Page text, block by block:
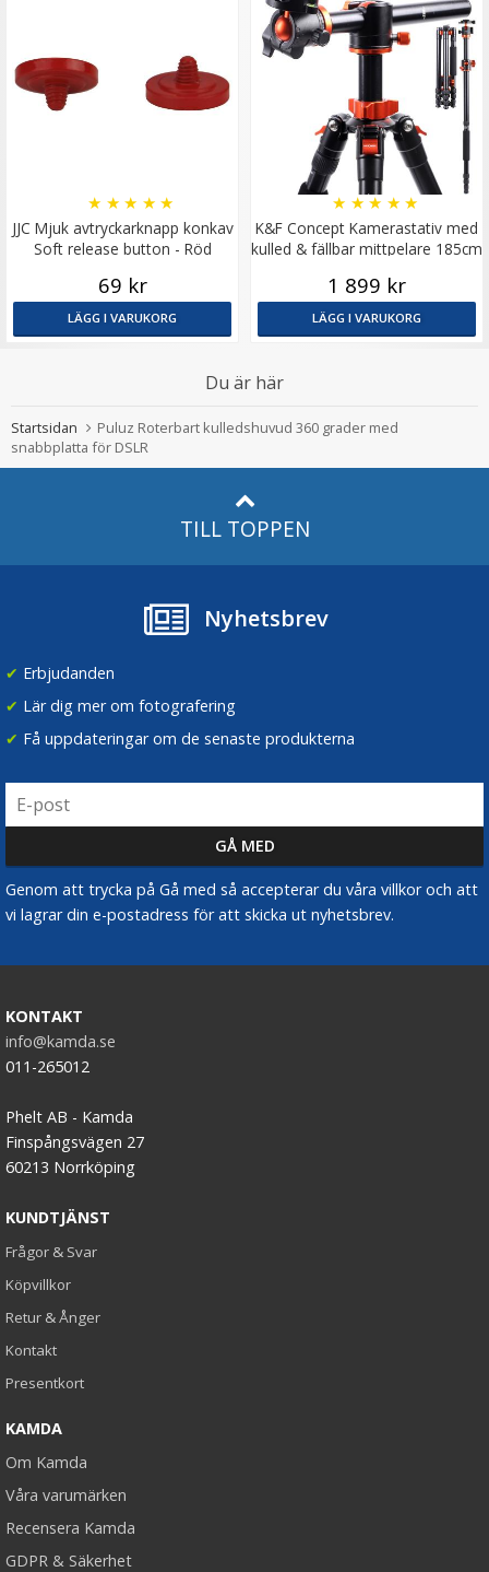
JJC Mjuk avtryckarknapp konkav
Soft release button - Röd
★ ★ ★ ★ ★
69 kr
LÄGG I VARUKORG
K&F Concept Kamerastativ med
kulled & fällbar mittpelare 185cm
★ ★★ ★ ★
1 899 kr
LÄGG I VARUKORG
Du är här
Startsidan
Puluz Roterbart kulledshuvud 360 grader med
snabbplatta för DSLR
TILL TOPPEN
Nyhetsbrev
✔ Erbjudanden
✔ Lär dig mer om fotografering
✔ Få uppdateringar om de senaste produkterna
Genom att trycka på Gå med så accepterar du våra villkor och att
vi lagrar din e-postadress för att skicka ut nyhetsbrev.
KONTAKT
info@kamda.se
011-265012
Phelt AB - Kamda
Finspångsvägen 27
60213 Norrköping
KUNDTJÄNST
Frågor & Svar
Köpvillkor
Retur & Ånger
Kontakt
Presentkort
KAMDA
Om Kamda
Våra varumärken
Recensera Kamda
GDPR & Säkerhet